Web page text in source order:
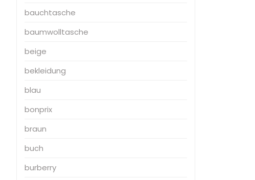
bauchtasche
baumwolltasche
beige
bekleidung
blau
bonprix
braun
buch
burberry